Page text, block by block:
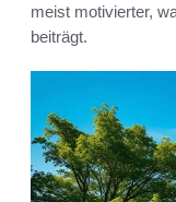
meist motivierter,
beiträgt.